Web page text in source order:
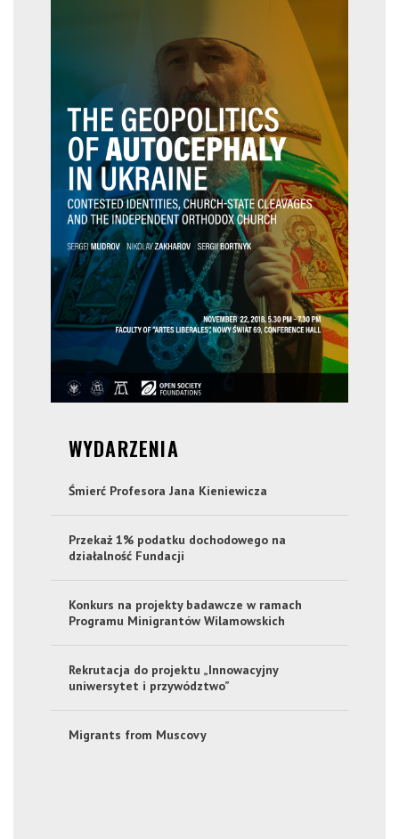
WYDARZENIA
Śmierć Profesora Jana Kieniewicza
Przekaż 1% podatku dochodowego na
działalność Fundacji
Konkurs na projekty badawcze w ramach
Programu Minigrantów Wilamowskich
Rekrutacja do projektu „Innowacyjny
uniwersytet i przywództwo”
Migrants from Muscovy